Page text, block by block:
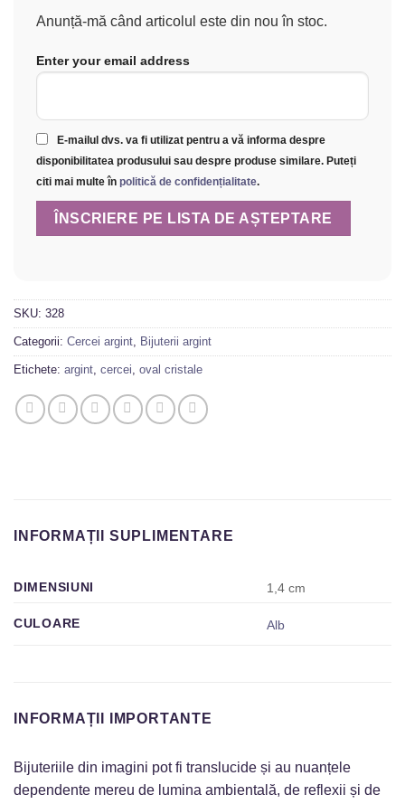
Anunță-mă când articolul este din nou în stoc.
Enter your email address
E-mailul dvs. va fi utilizat pentru a vă informa despre
disponibilitatea produsului sau despre produse similare. Puteți
citi mai multe în politică de confidențialitate.
SKU: 328
Categorii: Cercei argint Bijuterii argint
Etichete: argint cercei oval cristale
INFORMAȚII SUPLIMENTARE
DIMENSIUNI 1,4 cm
CULOARE Alb
INFORMAȚII IMPORTANTE
Bijuteriile din imagini pot fi translucide și au nuanțele
dependente mereu de lumina ambientală, de reflexii și de